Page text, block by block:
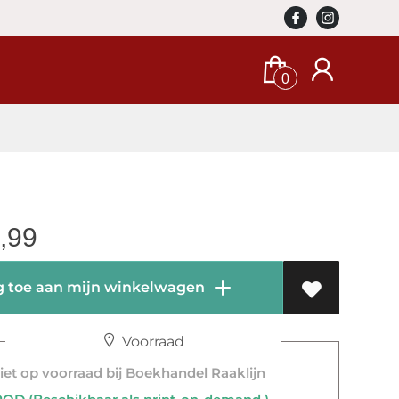
0
toe aan mijn winkelwagen
Voorraad
op voorraad bij Boekhandel Raaklijn